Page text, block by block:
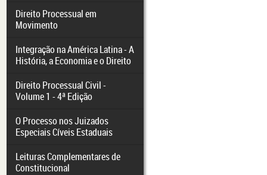
Direito Processual em
Movimento
Integração na América Latina - A
História, a Economia e o Direito
Direito Processual Civil -
Volume 1 - 4ª Edição
O Processo nos Juizados
Especiais Cíveis Estaduais
Leituras Complementares de
Constitucional